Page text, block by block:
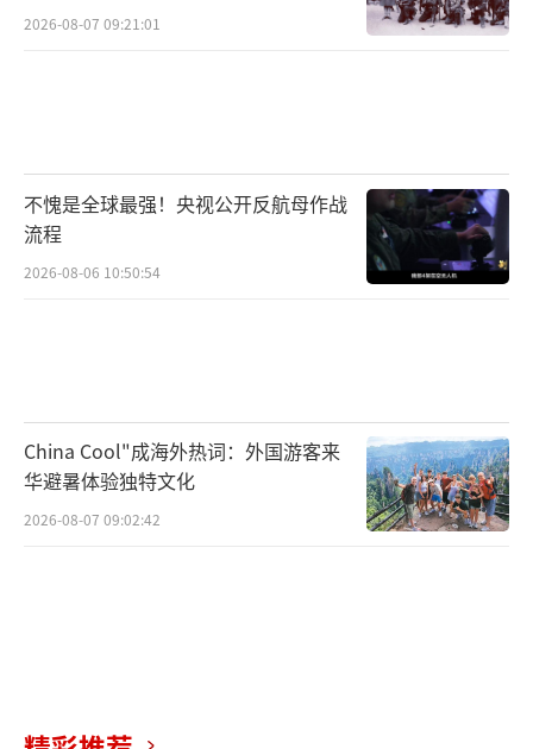
2026-08-07 09:21:01
不愧是全球最强！央视公开反航母作战
流程
2026-08-06 10:50:54
China Cool"成海外热词：外国游客来
华避暑体验独特文化
2026-08-07 09:02:42